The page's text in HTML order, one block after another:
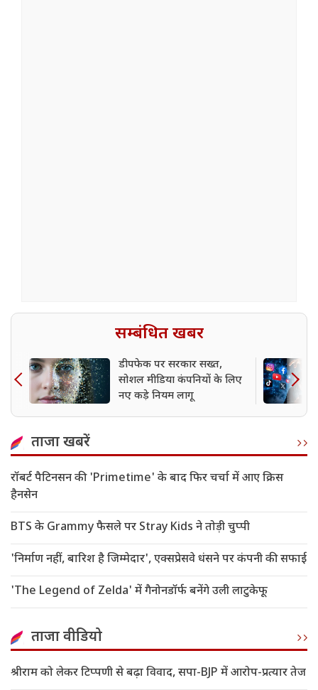
सम्बंधित खबर
डीपफेक पर सरकार सख्त,
सोशल मीडिया कंपनियों के लिए
नए कड़े नियम लागू
ताजा खबरें
रॉबर्ट पैटिनसन की 'Primetime' के बाद फिर चर्चा में आए क्रिस
हैनसेन
BTS के Grammy फैसले पर Stray Kids ने तोड़ी चुप्पी
'निर्माण नहीं, बारिश है जिम्मेदार', एक्सप्रेसवे धंसने पर कंपनी की सफाई
'The Legend of Zelda' में गैनोनडॉर्फ बनेंगे उली लाटुकेफू
ताजा वीडियो
श्रीराम को लेकर टिप्पणी से बढ़ा विवाद, सपा-BJP में आरोप-प्रत्यार तेज